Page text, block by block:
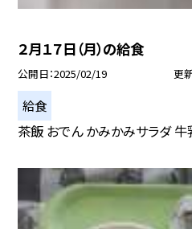
２月１７日（月）の給食
公開日 2025/02/19 更
給食
茶飯 おでん かみかみサラダ 牛